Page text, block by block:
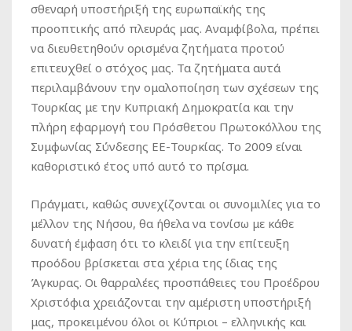
σθεναρή υποστήριξή της ευρωπαϊκής της
προοπτικής από πλευράς μας. Αναμφίβολα, πρέπει
να διευθετηθούν ορισμένα ζητήματα προτού
επιτευχθεί ο στόχος μας. Τα ζητήματα αυτά
περιλαμβάνουν την ομαλοποίηση των σχέσεων της
Τουρκίας με την Κυπριακή Δημοκρατία και την
πλήρη εφαρμογή του Πρόσθετου Πρωτοκόλλου της
Συμφωνίας Σύνδεσης ΕΕ-Τουρκίας. Το 2009 είναι
καθοριστικό έτος υπό αυτό το πρίσμα.
Πράγματι, καθώς συνεχίζονται οι συνομιλίες για το
μέλλον της Νήσου, θα ήθελα να τονίσω με κάθε
δυνατή έμφαση ότι το κλειδί για την επίτευξη
προόδου βρίσκεται στα χέρια της ίδιας της
Άγκυρας. Οι θαρραλέες προσπάθειες του Προέδρου
Χριστόφια χρειάζονται την αμέριστη υποστήριξή
μας, προκειμένου όλοι οι Κύπριοι – ελληνικής και